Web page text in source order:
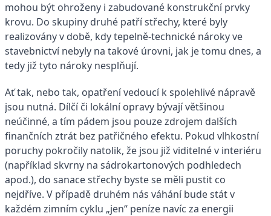
mohou být ohroženy i zabudované konstrukční prvky
krovu. Do skupiny druhé patří střechy, které byly
realizovány v době, kdy tepelně-technické nároky ve
stavebnictví nebyly na takové úrovni, jak je tomu dnes, a
tedy již tyto nároky nesplňují.
Ať tak, nebo tak, opatření vedoucí k spolehlivé nápravě
jsou nutná. Dílčí či lokální opravy bývají většinou
neúčinné, a tím pádem jsou pouze zdrojem dalších
finančních ztrát bez patřičného efektu. Pokud vlhkostní
poruchy pokročily natolik, že jsou již viditelné v interiéru
(například skvrny na sádrokartonových podhledech
apod.), do sanace střechy byste se měli pustit co
nejdříve. V případě druhém nás váhání bude stát v
každém zimním cyklu „jen“ peníze navíc za energii